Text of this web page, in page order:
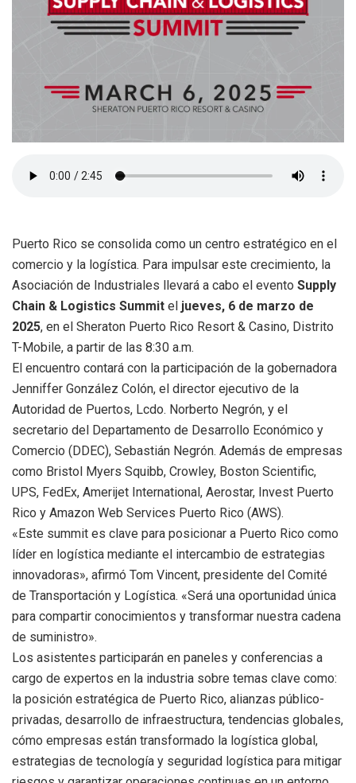
Puerto Rico se consolida como un centro estratégico en el
comercio y la logística. Para impulsar este crecimiento, la
Asociación de Industriales llevará a cabo el evento Supply
Chain & Logistics Summit el jueves, 6 de marzo de
2025, en el Sheraton Puerto Rico Resort & Casino, Distrito
T-Mobile, a partir de las 8:30 a.m.
El encuentro contará con la participación de la gobernadora
Jenniffer González Colón, el director ejecutivo de la
Autoridad de Puertos, Lcdo. Norberto Negrón, y el
secretario del Departamento de Desarrollo Económico y
Comercio (DDEC), Sebastián Negrón. Además de empresas
como Bristol Myers Squibb, Crowley, Boston Scientific,
UPS, FedEx, Amerijet International, Aerostar, Invest Puerto
Rico y Amazon Web Services Puerto Rico (AWS).
«Este summit es clave para posicionar a Puerto Rico como
líder en logística mediante el intercambio de estrategias
innovadoras», afirmó Tom Vincent, presidente del Comité
de Transportación y Logística. «Será una oportunidad única
para compartir conocimientos y transformar nuestra cadena
de suministro».
Los asistentes participarán en paneles y conferencias a
cargo de expertos en la industria sobre temas clave como:
la posición estratégica de Puerto Rico, alianzas público-
privadas, desarrollo de infraestructura, tendencias globales,
cómo empresas están transformado la logística global,
estrategias de tecnología y seguridad logística para mitigar